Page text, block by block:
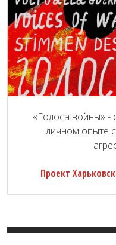
«Голоса войны» -
личном опыте
Проект